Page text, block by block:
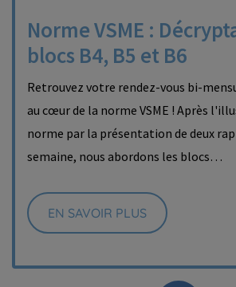
Norme VSME :
blocs B4, B5 et B6
Retrouvez votre rendez-vous bi-
au cœur de la norme VSME ! Après
norme par la présentation de deux
semaine, nous abordons les blocs…
EN SAVOIR PLUS